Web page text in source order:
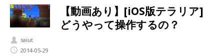
【動画あり】[iOS版テラリア]
どうやって操作するの？
saiut
2014-05-29